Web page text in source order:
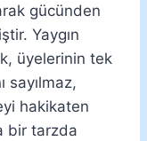
gücünden
Yaygın
üyelerinin tek
sayılmaz,
hakikaten
bir tarzda